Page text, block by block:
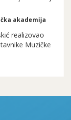
akademija
realizovao
Muzičke